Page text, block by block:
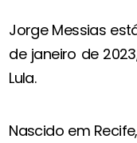
Jorge Messias
de janeiro de
Lula.
Nascido em